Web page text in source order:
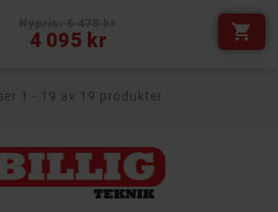
4 095 kr
Pris 
1 - 19 av 19 produkter.